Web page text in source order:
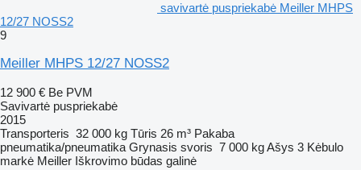
savivartė puspriekabė Meiller MHPS
12/27 NOSS2
9
Meiller MHPS 12/27 NOSS2
12 900 € Be PVM
Savivartė puspriekabė
2015
Transporteris 32 000 kg Tūris 26 m³ Pakaba
pneumatika/pneumatika Grynasis svoris 7 000 kgAšys 3 Kėbulo
markė Meiller Iškrovimo būdas galinė